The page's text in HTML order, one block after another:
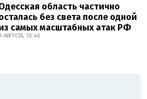
область частично
без света после одной
самых масштабных атак РФ
АВГУСТА, 10:40